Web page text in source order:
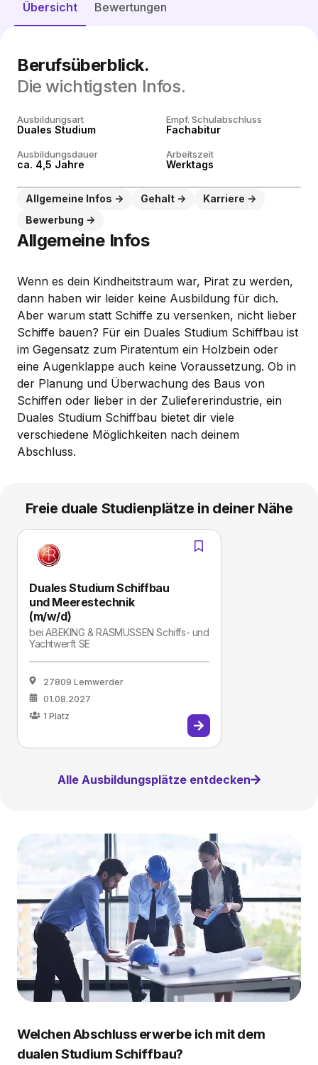
Übersicht Bewertungen
Berufsüberblick.
Die wichtigsten Infos.
Ausbildungsart
Duales Studium
Empf. Schulabschluss
Fachabitur
Ausbildungsdauer
ca. 4,5 Jahre
Arbeitszeit
Werktags
Allgemeine Infos Gehalt
Karriere
Bewerbung
Allgemeine Infos
Wenn es dein Kindheitstraum war, Pirat zu werden,
dann haben wir leider keine Ausbildung für dich.
Aber warum statt Schiffe zu versenken, nicht lieber
Schiffe bauen? Für ein Duales Studium Schiffbau ist
im Gegensatz zum Piratentum ein Holzbein oder
eine Augenklappe auch keine Voraussetzung. Ob in
der Planung und Überwachung des Baus von
Schiffen oder lieber in der Zuliefererindustrie, ein
Duales Studium Schiffbau bietet dir viele
verschiedene Möglichkeiten nach deinem
Abschluss.
Freie duale Studienplätze in deiner Nähe
Duales Studium Schiffbau
und Meerestechnik
(m/w/d)
beiABEKING & RASMUSSEN Schiffs- und
Yachtwerft SE
27809 Lemwerder
01.08.2027
1 Platz
Alle Ausbildungsplätze entdecken
Welchen Abschluss erwerbe ich mit dem
dualen Studium Schiffbau?